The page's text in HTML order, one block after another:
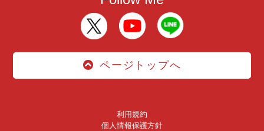
ページトップへ
利用規約
個人情報保護方針